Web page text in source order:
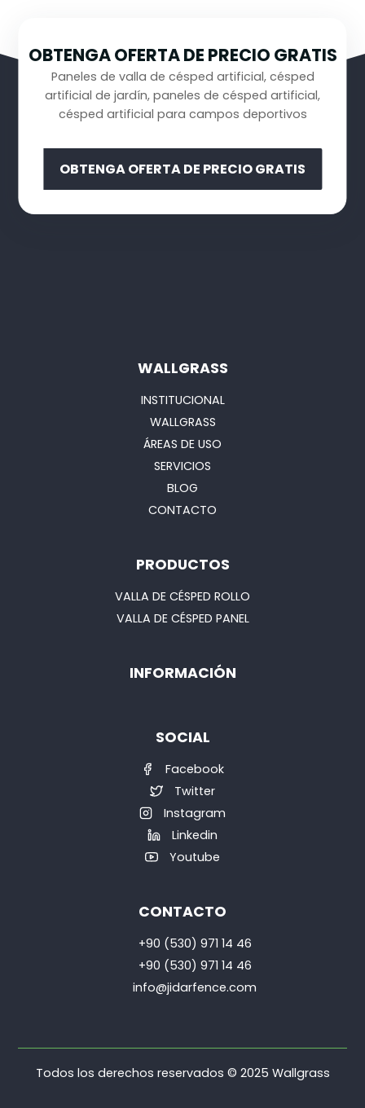
OBTENGA OFERTA DE PRECIO GRATIS
Paneles de valla de césped artificial, césped
artificial de jardín, paneles de césped artificial,
césped artificial para campos deportivos
OBTENGA OFERTA DE PRECIO GRATIS
WALLGRASS
INSTITUCIONAL
WALLGRASS
ÁREAS DE USO
SERVICIOS
BLOG
CONTACTO
PRODUCTOS
VALLA DE CÉSPED ROLLO
VALLA DE CÉSPED PANEL
INFORMACIÓN
SOCIAL
Facebook
Twitter
Instagram
Linkedin
Youtube
CONTACTO
+90 (530) 971 14 46
+90 (530) 971 14 46
info@jidarfence.com
Todos los derechos reservados © 2025 Wallgrass